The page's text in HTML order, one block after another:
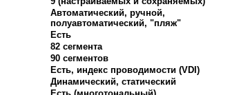
Автоматический, ручной,
полуавтоматический, "пляж"
Есть
82 сегмента
90 сегментов
Есть, индекс проводимости (VDI)
Динамический, статический